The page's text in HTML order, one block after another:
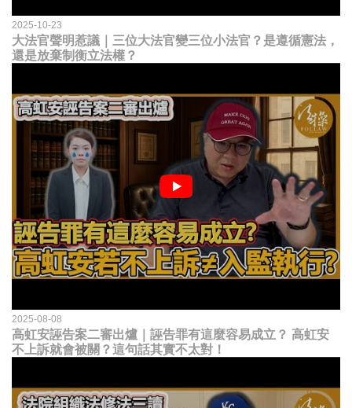
2025-10-23
大法官聲明惹議｜三位大法官變三位小法官？是遵循憲法，
還是放棄制衡立法權？
2025-08-08
高虹安誣告案二審出爐｜誣告罪有這麼容易成立？ 高虹安
不上訴就會被關？這句話其實不太對！